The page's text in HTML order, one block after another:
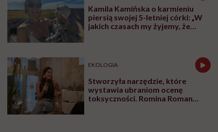
Kamila Kamińska o karmieniu
piersią swojej 5-letniej córki: „W
jakich czasach my żyjemy, że
EKOLOGIA
Stworzyła narzędzie, które
wystawia ubraniom ocenę
toksyczności. Romina Roman